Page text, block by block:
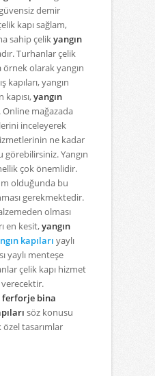
demir
kapı sağlam,
sahip çelikyangın
Turhanlar çelik
örnek olarak yangın
kapıları, yangın
kapısı,yangın
mağazada
inceleyerek
ne kadar
Yangın
çok önemlidir.
olduğunda bu
gerekmektedir.
olması
en kesit,yangın
kapıları yaylı
yaylı menteşe
çelik kapı hizmet
ferforje bina
söz konusu
tasarımlar